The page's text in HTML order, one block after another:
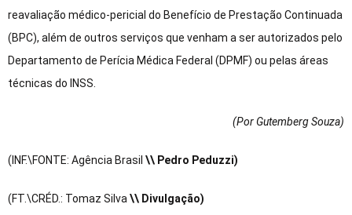
reavaliação médico-pericial do Benefício de Prestação Continuada
(BPC), além de outros serviços que venham a ser autorizados pelo
Departamento de Perícia Médica Federal (DPMF) ou pelas áreas
técnicas do INSS.
(Por Gutemberg Souza)
(INF.\FONTE: Agência Brasil \\ Pedro Peduzzi)
(FT.\CRÉD.: Tomaz Silva\\ Divulgação)